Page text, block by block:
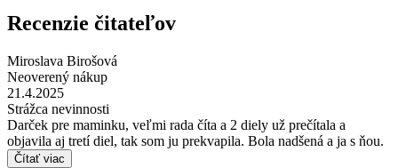
Recenzie čitateľov
Miroslava Birošová
Neoverený nákup
21.4.2025
Strážca nevinnosti
Darček pre maminku, veľmi rada číta a 2 diely už prečítala a
objavila aj tretí diel, tak som ju prekvapila. Bola nadšená a ja s ňou.
Čítať viac